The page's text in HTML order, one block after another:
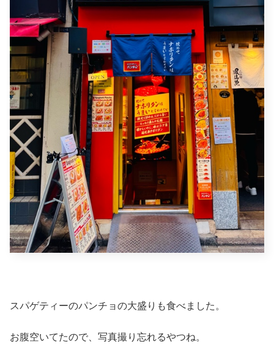
スパゲティーのパンチョの大盛りも食べました。
お腹空いてたので、写真撮り忘れるやつね。